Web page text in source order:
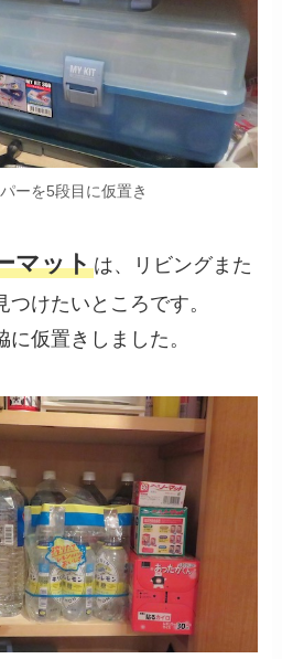
ーを5段目に仮置き
マットは、リビングまた
けたいところです。
仮置きしました。